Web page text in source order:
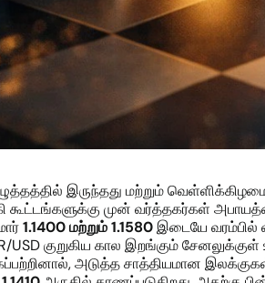
இருந்தது மற்றும்
கூட்டங்களுக்கு முன் வர்த்தகர்கள்
1.1400 மற்றும் 1.1580இடையே வரம்பில்
USD குறுகிய கால இறங்கும்
அடுத்த சாத்தியமான